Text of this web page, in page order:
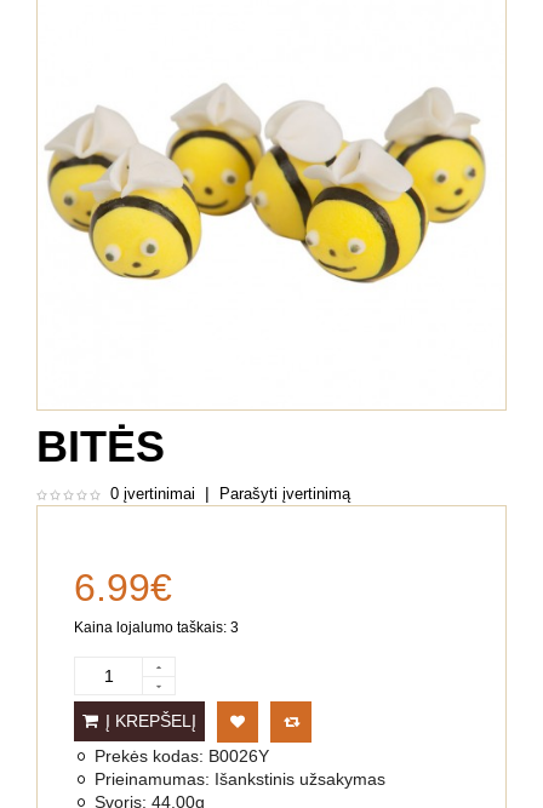
BITĖS
0 įvertinimai | Parašyti įvertinimą
6.99€
Kaina lojalumo taškais: 3
Į KREPŠELĮ
Prekės kodas: B0026Y
Prieinamumas: Išankstinis užsakymas
Svoris: 44.00g